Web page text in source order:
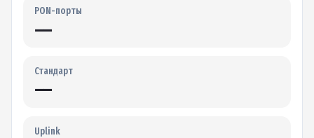
125 мкм. Оснащен современной…
PON-порты
—
Стандарт
—
Uplink